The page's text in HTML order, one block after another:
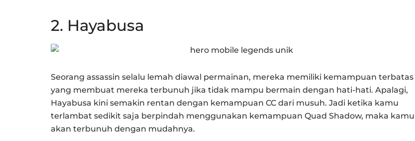
2. Hayabusa
Seorang assassin selalu lemah diawal permainan, mereka memiliki kemampuan terbatas
yang membuat mereka terbunuh jika tidak mampu bermain dengan hati-hati. Apalagi,
Hayabusa kini semakin rentan dengan kemampuan CC dari musuh. Jadi ketika kamu
terlambat sedikit saja berpindah menggunakan kemampuan Quad Shadow, maka kamu
akan terbunuh dengan mudahnya.